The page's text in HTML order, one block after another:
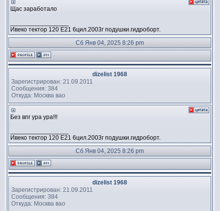
Щас заработало
Ивеко тектор 120 Е21 6цил.2003г подушки.гидроборт.
Сб Янв 04, 2025 8:26 pm
dizelist 1968
Зарегистрирован: 21.09.2011
Сообщения: 384
Откуда: Москва вао
Без впг ура ура!!!
Ивеко тектор 120 Е21 6цил.2003г подушки.гидроборт.
Сб Янв 04, 2025 8:26 pm
dizelist 1968
Зарегистрирован: 21.09.2011
Сообщения: 384
Откуда: Москва вао